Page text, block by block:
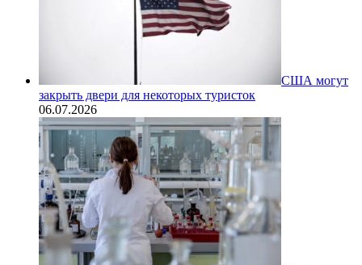
США могут
закрыть двери для некоторых туристок
06.07.2026